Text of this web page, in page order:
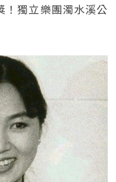
！獨立樂團濁水溪公